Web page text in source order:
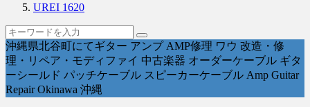
UREI 1620
沖縄県北谷町にてギター アンプ AMP修理 ワウ 改造・修
理・リペア・モディファイ 中古楽器 オーダーケーブル ギタ
ーシールド パッチケーブル スピーカーケーブル Amp Guitar
Repair Okinawa 沖縄